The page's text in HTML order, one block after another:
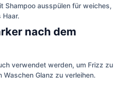
Shampoo ausspülen für weiches,
Haar.
nach dem
verwendet werden, um Frizz zu
Glanz zu verleihen.